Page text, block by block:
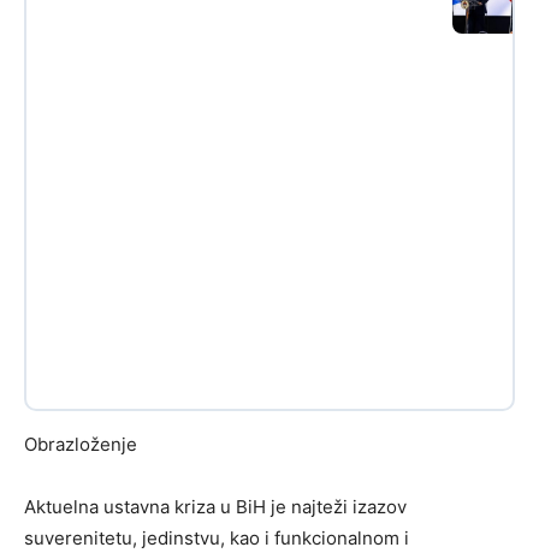
Obrazloženje
Aktuelna ustavna kriza u BiH je najteži izazov
suverenitetu, jedinstvu, kao i funkcionalnom i